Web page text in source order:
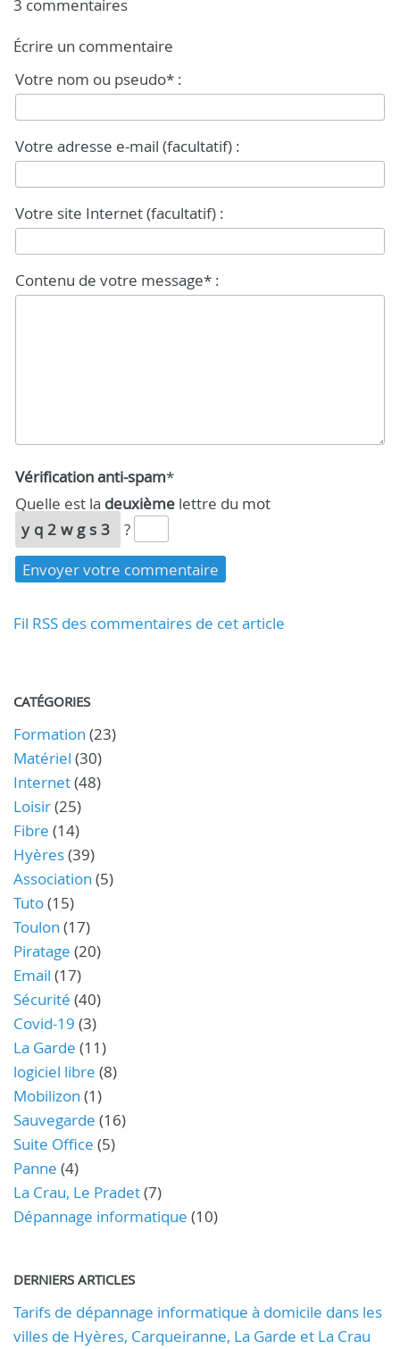
3 commentaires
Écrire un commentaire
Votre nom ou pseudo* :
Votre adresse e-mail (facultatif) :
Votre site Internet (facultatif) :
Contenu de votre message* :
Vérification anti-spam*
Quelle est la deuxième lettre du mot
yq2wgs3
?
Fil RSS des commentaires de cet article
CATÉGORIES
Formation (23)
Matériel (30)
Internet(48)
Loisir(25)
Fibre (14)
Hyères(39)
Association (5)
Tuto(15)
Toulon (17)
Piratage (20)
Email (17)
Sécurité (40)
Covid-19 (3)
La Garde (11)
logiciel libre (8)
Mobilizon (1)
Sauvegarde (16)
Suite Office (5)
Panne (4)
La Crau, Le Pradet(7)
Dépannage informatique (10)
DERNIERS ARTICLES
Tarifs de dépannage informatique à domicile dans les
villes de Hyères, Carqueiranne, La Garde et La Crau